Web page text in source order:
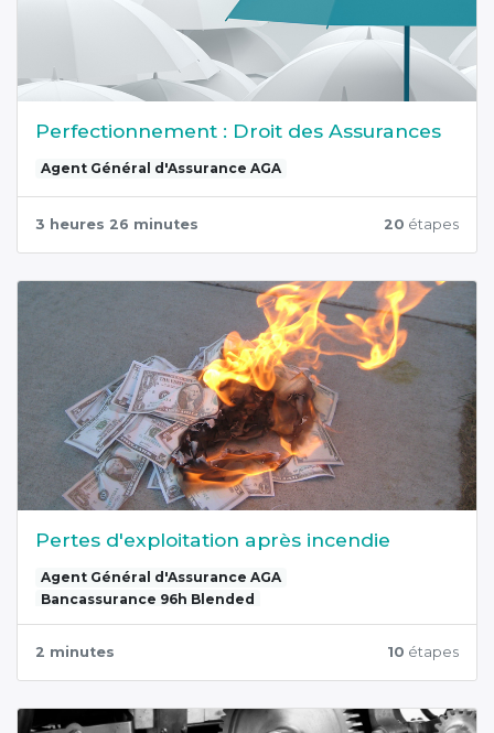
Perfectionnement : Droit des Assurances
Agent Général d'Assurance AGA
3 heures 26 minutes 20 étapes
Pertes d'exploitation après incendie
Agent Général d'Assurance AGA
Bancassurance 96h Blended
2 minutes 10 étapes